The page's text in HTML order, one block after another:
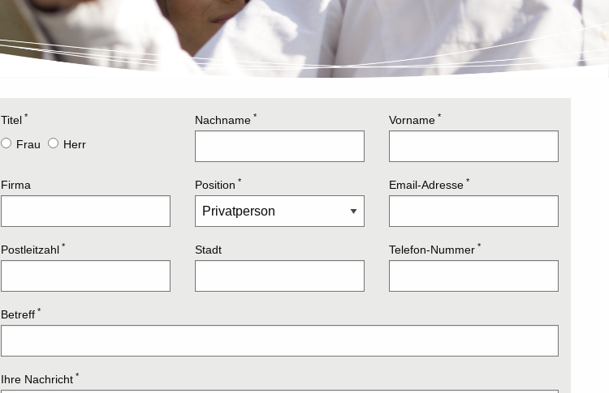
Titel *
Frau Herr
Nachname * Vorname *
Firma Position * Email-Adresse *
Postleitzahl * Stadt Telefon-Nummer *
Betreff *
Ihre Nachricht *